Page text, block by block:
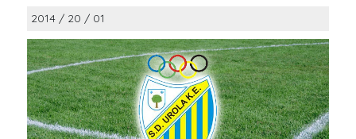
2014 / 20 / 01